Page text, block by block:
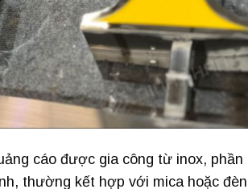
cáo được gia công từ inox, phần
thường kết hợp với mica hoặc đèn